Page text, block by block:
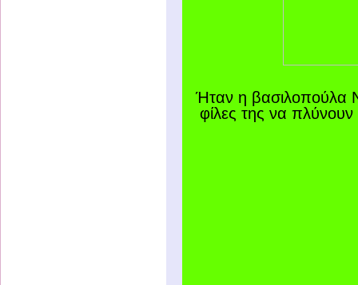
Ήταν η βασιλοπούλα
φίλες της να